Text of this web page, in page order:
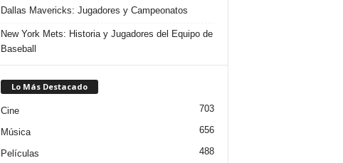
Dallas Mavericks: Jugadores y Campeonatos
New York Mets: Historia y Jugadores del Equipo de
Baseball
Lo Más Destacado
Cine 703
Música 656
Películas 488